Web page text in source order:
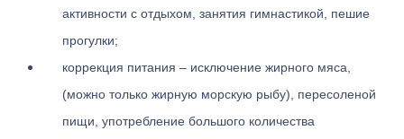
активности с отдыхом, занятия гимнастикой, пешие
прогулки;
коррекция питания – исключение жирного мяса,
(можно только жирную морскую рыбу), пересоленой
пищи, употребление большого количества